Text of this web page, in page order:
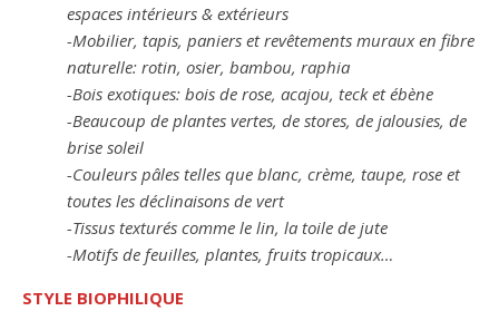
espaces intérieurs & extérieurs
-Mobilier, tapis, paniers et revêtements muraux en fibre
naturelle: rotin, osier, bambou, raphia
-Bois exotiques: bois de rose, acajou, teck et ébène
-Beaucoup de plantes vertes, de stores, de jalousies, de
brise soleil
-Couleurs pâles telles que blanc, crème, taupe, rose et
toutes les déclinaisons de vert
-Tissus texturés comme le lin, la toile de jute
-Motifs de feuilles, plantes, fruits tropicaux…
STYLE BIOPHILIQUE